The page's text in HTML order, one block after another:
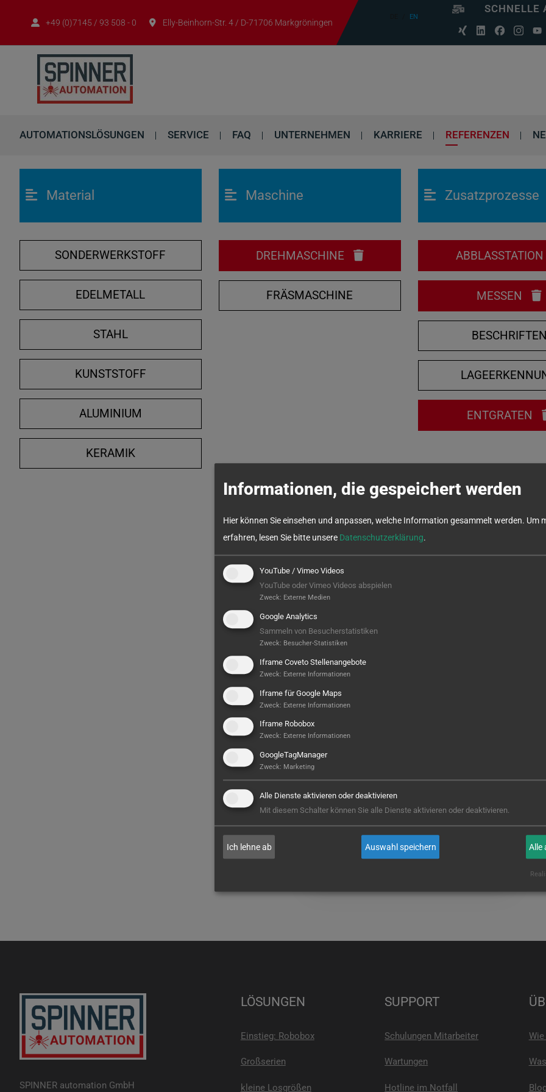
+49 (0)7145 / 93 508 - 0 Elly-Beinhorn-Str. 4 / D-71706 Markgröningen
EN
SCHNELLE
AUTOMATIONSLÖSUNGEN SERVICE FAQ UNTERNEHMEN KARRIERE REFERENZEN
Material
SONDERWERKSTOFF
EDELMETALL
STAHL
KUNSTSTOFF
ALUMINIUM
KERAMIK
Maschine
DREHMASCHINE
FRÄSMASCHINE
Zusatzprozesse
ABBLASSTATION
MESSEN
BESCHRIFTEN
ENTGRATEN
Hier ist noch was frei...
hinterlegt – aber wer weiß, vielleicht
steht hier bald Ihres? Wir sind bereit,
E-MAIL
SPINNER automation GmbH
LÖSUNGEN
Einstieg: Robobox
Großserien
kleine Losgrößen
SUPPORT
Schulungen Mitarbeiter
Wartungen
Hotline im Notfall
Informationen, die gespeichert werden
Hier können Sie einsehen und anpassen, welche Information gesammelt werden. Um
erfahren, lesen Sie bitte unsere Datenschutzerklärung.
YouTube / Vimeo Videos
YouTube oder Vimeo Videos abspielen
Zweck: Externe Medien
Google Analytics
Sammeln von Besucherstatistiken
Zweck: Besucher-Statistiken
Iframe Coveto Stellenangebote
Zweck: Externe Informationen
Iframe für Google Maps
Zweck: Externe Informationen
Iframe Robobox
Zweck: Externe Informationen
GoogleTagManager
Zweck: Marketing
Alle Dienste aktivieren oder deaktivieren
Mit diesem Schalter können Sie alle Dienste aktivieren oder deaktivieren.
Ich lehne ab Auswahl speichern Alle